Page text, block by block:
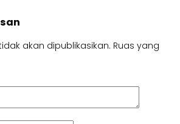
akan dipublikasikan. Ruas yang